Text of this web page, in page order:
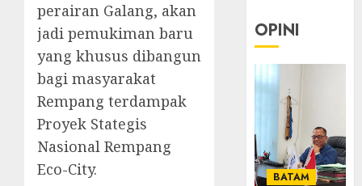
perairan Galang, akan
jadi pemukiman baru
yang khusus dibangun
bagi masyarakat
Rempang terdampak
Proyek Stategis
Nasional Rempang
Eco-City.
OPINI
BATAM